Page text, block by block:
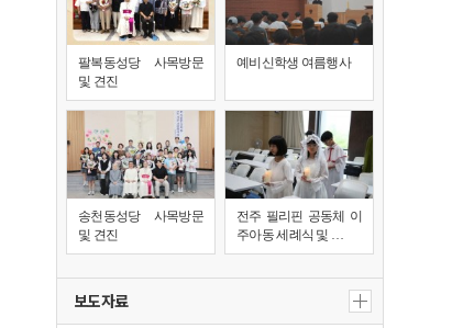
팔복동성당 사목방문
및 견진
예비신학생 여름행사
송천동성당 사목방문
및 견진
전주 필리핀 공동체 이
주아동 세례식 및 …
보도자료